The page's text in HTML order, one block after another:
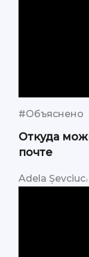
#Объяснено
Откуда
почте
Adela Șevciuc,